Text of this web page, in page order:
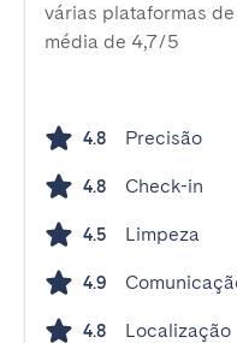
várias plataformas
média de 4,7/5
4.8 Precisão
4.8 Check-in
4.5 Limpeza
4.9
4.8 Localização